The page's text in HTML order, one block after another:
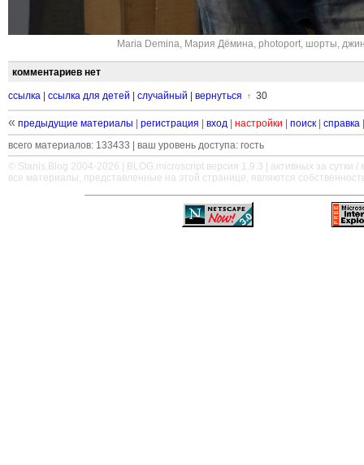
Maria Demina, Мария Дёмина, photoport, шорты,
комментариев нет
ссылка ссылка для детей случайный вернуться ↑ 30
« предыдущие материалы регистрация вход настройки поиск справка
всего материалов: 133433 | ваш уровень доступа: гость
© Stanis.Blog 2004-2026 |
BLOG.microscript версия 1.9.3 | активных за сутки /
все материалы, представленные на этой странице, являются
—————————————————————